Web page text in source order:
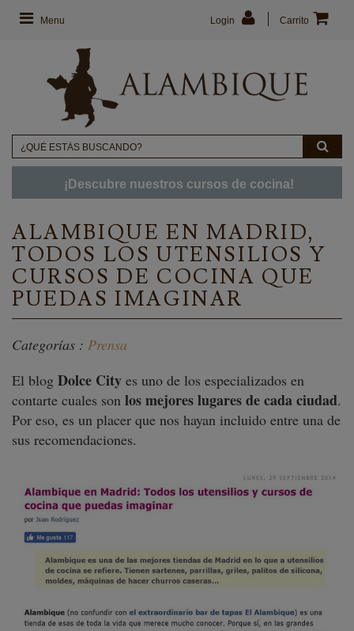
Menu Carrito
Login
¡Descubre nuestros cursos de cocina!
ALAMBIQUE EN MADRID,
TODOS LOS UTENSILIOS Y
CURSOS DE COCINA QUE
PUEDAS IMAGINAR
Categorías : Prensa
El blog Dolce City es uno de los especializados en
contarte cuales son los mejores lugares de cada ciudad.
Por eso, es un placer que nos hayan incluido entre una de
sus recomendaciones.